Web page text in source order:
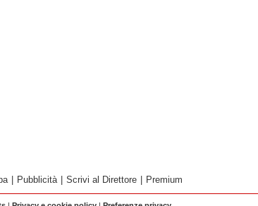
Pubblicità Scrivi al Direttore Premium